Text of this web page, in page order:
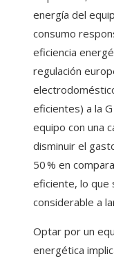
energía del
consumo
eficiencia
regulación
eficientes) a la
equipo con una
disminuir el
50 % en
eficiente, lo que
considerable a
Optar por un
energética